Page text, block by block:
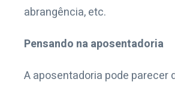
abrangência, etc.
Pensando na aposentadoria
A aposentadoria pode parecer